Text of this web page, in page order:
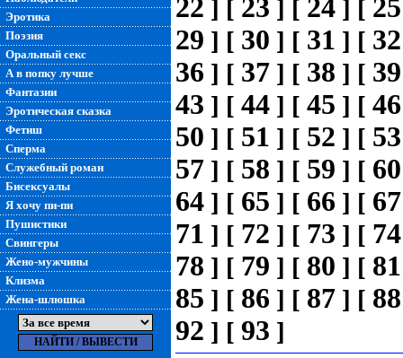
Эротика
Поэзия
Оральный секс
А в попку лучше
Фантазии
Эротическая сказка
Фетиш
Сперма
Служебный роман
Бисексуалы
Я хочу пи-пи
Пушистики
Свингеры
Жено-мужчины
Клизма
Жена-шлюшка
22 ] [ 23 ] [ 24 ] [ 25
29 ] [ 30 ] [ 31 ] [ 32
36 ] [ 37 ] [ 38 ] [ 39
43 ] [ 44 ] [ 45 ] [ 46
50 ] [ 51 ] [ 52 ] [ 53
57 ] [ 58 ] [ 59 ] [ 60
64 ] [ 65 ] [ 66 ] [ 67
71 ] [ 72 ] [ 73 ] [ 74
78 ] [ 79 ] [ 80 ] [ 81
85 ] [ 86 ] [ 87 ] [ 88
92 ] [ 93 ]